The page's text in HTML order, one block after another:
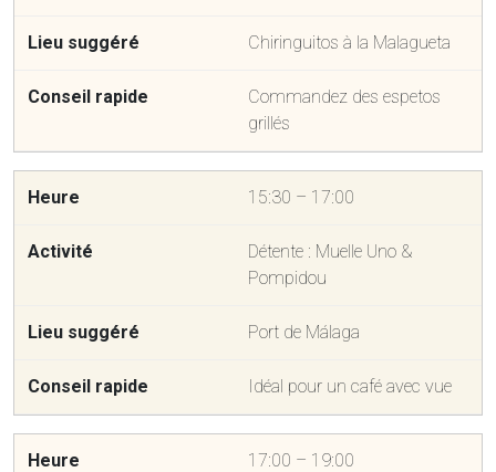
Chiringuitos à la Malagueta
Commandez des espetos
grillés
15:30 – 17:00
Détente : Muelle Uno &
Pompidou
Port de Málaga
Idéal pour un café avec vue
17:00 – 19:00